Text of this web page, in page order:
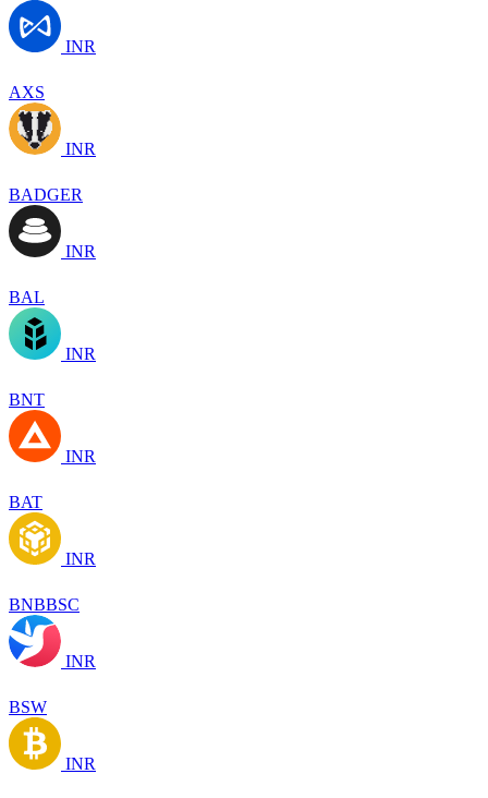
INR
AXS
INR
BADGER
INR
BAL
INR
BNT
INR
BAT
INR
BNBBSC
INR
BSW
INR